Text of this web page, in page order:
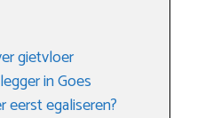
gietvloer
in Goes
eerst egaliseren?